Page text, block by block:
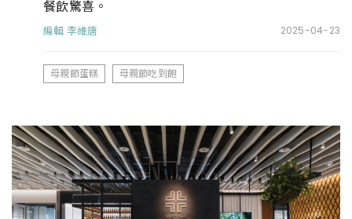
餐飲驚喜。
編輯 李維唐 2025-04-23
母親節蛋糕 母親節吃到飽